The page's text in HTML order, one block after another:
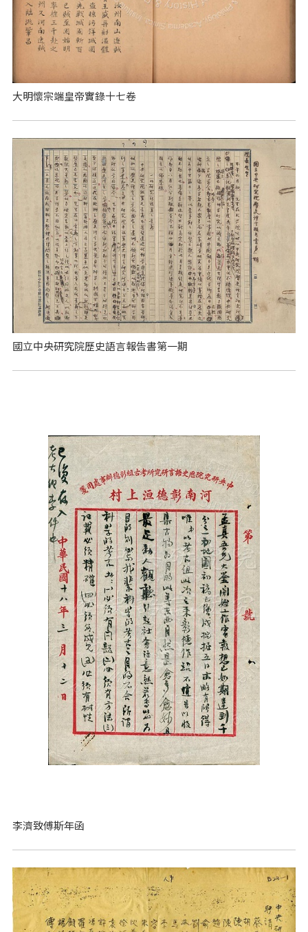
大明懷宗端皇帝實錄十七卷
國立中央研究院歷史語言報告書第一期
李濟致傅斯年函